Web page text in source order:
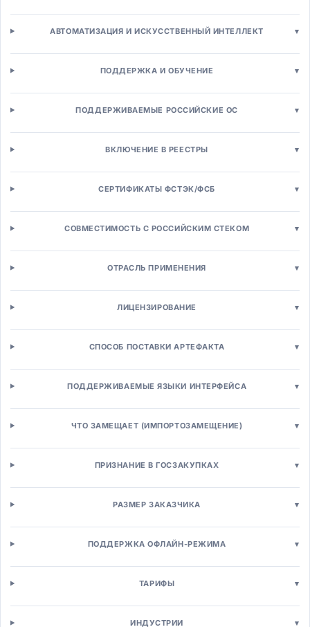
Автоматизация продаж (SFA)
Конфигуратор-цена-предложение (CPQ)
Email/SMS маркетинг
Управление кампаниями
Веб-аналитика
Контакт-центры
Управление кейсами
Торговля и e-commerce
Платформы интернет-магазинов
Интернет-магазины B2C
Headless Commerce
Управление торговлей
Управление заказами (OMS)
Кассы и POS
POS-системы для розницы
Управление персоналом
Кадровый учёт (HRM)
АВТОМАТИЗАЦИЯ И ИСКУССТВЕННЫЙ ИНТЕЛЛЕКТ ▾
ПОДДЕРЖКА И ОБУЧЕНИЕ ▾
ПОДДЕРЖИВАЕМЫЕ РОССИЙСКИЕ ОС ▾
ВКЛЮЧЕНИЕ В РЕЕСТРЫ ▾
СЕРТИФИКАТЫ ФСТЭК/ФСБ ▾
СОВМЕСТИМОСТЬ С РОССИЙСКИМ СТЕКОМ ▾
ОТРАСЛЬ ПРИМЕНЕНИЯ ▾
ЛИЦЕНЗИРОВАНИЕ ▾
СПОСОБ ПОСТАВКИ АРТЕФАКТА ▾
ПОДДЕРЖИВАЕМЫЕ ЯЗЫКИ ИНТЕРФЕЙСА ▾
ЧТО ЗАМЕЩАЕТ (ИМПОРТОЗАМЕЩЕНИЕ) ▾
ПРИЗНАНИЕ В ГОСЗАКУПКАХ ▾
РАЗМЕР ЗАКАЗЧИКА ▾
ПОДДЕРЖКА ОФЛАЙН-РЕЖИМА ▾
ТАРИФЫ ▾
ИНДУСТРИИ ▾